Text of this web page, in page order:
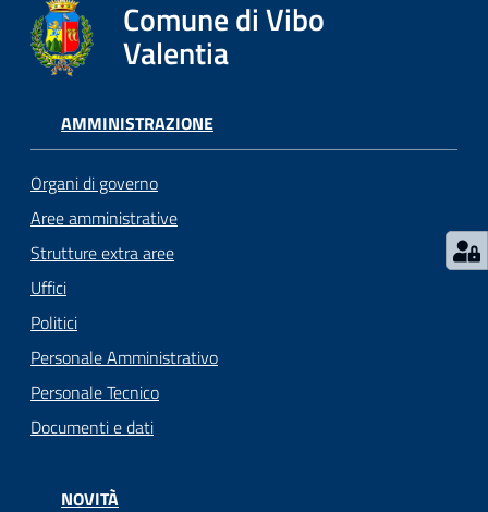
argomenti...
Seguici
su
Comune di Vibo
Valentia
AMMINISTRAZIONE
Organi di governo
Aree amministrative
Strutture extra aree
Uffici
Politici
Personale Amministrativo
Personale Tecnico
Documenti e dati
NOVITÀ